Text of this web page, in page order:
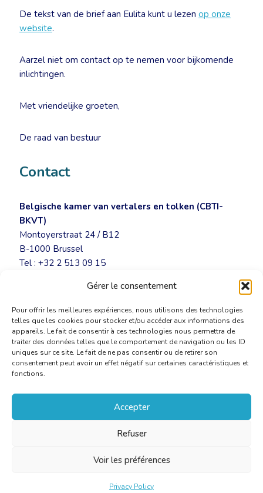
Gérer le consentement
Pour offrir les meilleures expériences, nous utilisons des technologies
telles que les cookies pour stocker et/ou accéder aux informations des
appareils. Le fait de consentir à ces technologies nous permettra de
traiter des données telles que le comportement de navigation ou les ID
uniques sur ce site. Le fait de ne pas consentir ou de retirer son
consentement peut avoir un effet négatif sur certaines caractéristiques et
fonctions.
Accepter
Refuser
Voir les préférences
Privacy Policy
De tekst van de brief aan Eulita kunt u lezen op onze
website.
Aarzel niet om contact op te nemen voor bijkomende
inlichtingen.
Met vriendelijke groeten,
De raad van bestuur
Contact
Belgische kamer van vertalers en tolken (CBTI-
BKVT)
Montoyerstraat 24 / B12
B-1000 Brussel
Tel : +32 2 513 09 15
www.cbti-bkvt.org